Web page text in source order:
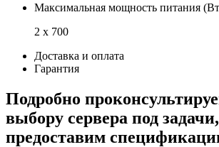
Максимальная мощность питания
2 х 700
Доставка и оплата
Гарантия
Подробно
выбору сервера под задачи,
предоставим